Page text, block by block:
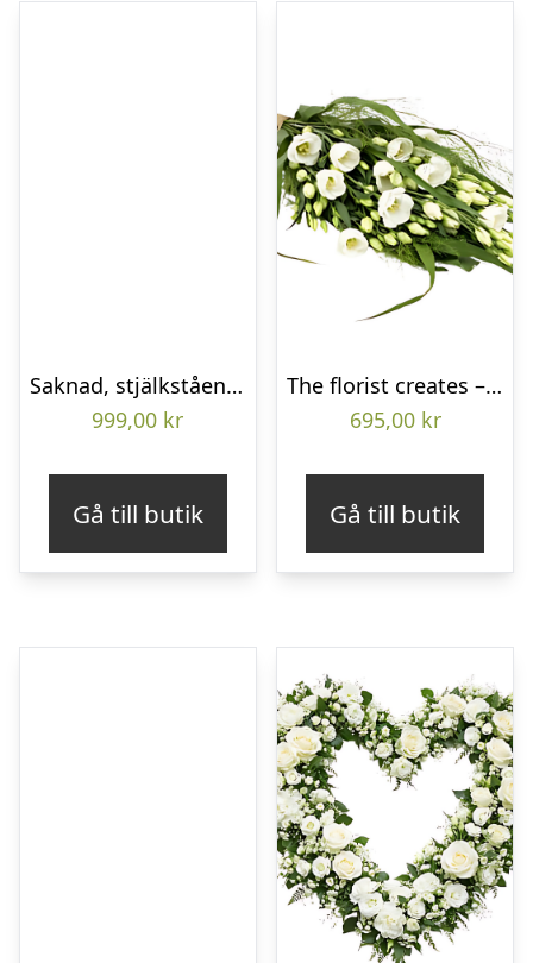
Saknad, stjälkstående bukett
999,00 kr
Gå till butik
The florist creates – Funeral bouquet
695,00 kr
Gå till butik